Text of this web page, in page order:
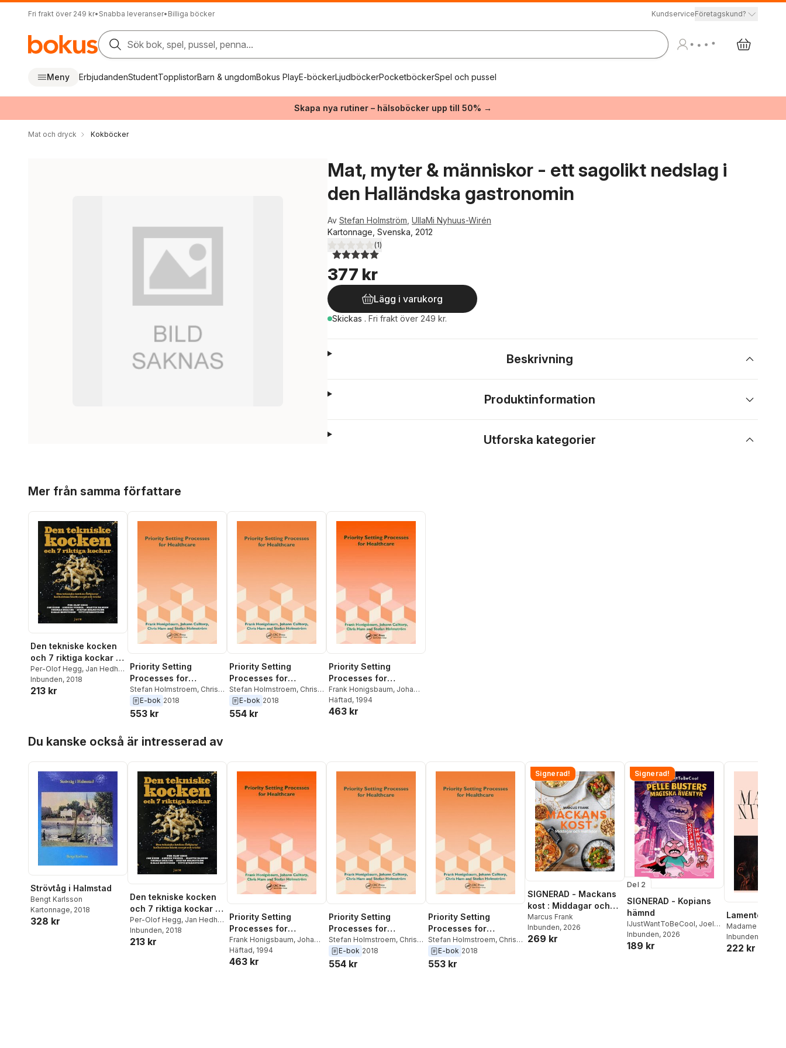
Fri frakt över 249 kr• Snabba leveranser• Billiga böcker KundserviceFöretagskund?
Sök bok, spel, pussel, penna...
Meny ErbjudandenStudentTopplistorBarn & ungdomBokus PlayE-böckerLjudböckerPocketböckerSpel och pussel
Skapa nya rutiner – hälsoböcker upp till 50% →
Mat och dryck Kokböcker
Mat, myter & människor - ett sagolikt nedslag i
den Halländska gastronomin
Av Stefan Holmström UllaMi Nyhuus-Wirén
Kartonnage, Svenska, 2012
5,0utav 5 stjärnor. Totalt antal röster:
(1)
377 kr
Lägg i varukorg
Skickas . Fri frakt över 249 kr.
Beskrivning
Produktinformation
Utforska kategorier
Mer från samma författare
Den tekniske kocken
och 7 riktiga kockar -
Den tekniske kocken
förklarar kockelitens
bästa recept och
Per-Olof Hegg, Jan Hedh,
Anders Vendel,
Hansen
Inbunden, 2018
213 kr
Priority Setting
Processes for
Healthcare
Stefan Holmstroem, Chris
Ham,Johann Calltorp
Frank Honigsbaum
E-bok 2018
553 kr
Priority Setting
Processes for
Healthcare
Stefan Holmstroem, Chris
Ham,Johann Calltorp
Frank Honigsbaum
E-bok 2018
554 kr
Priority Setting
Processes for
Healthcare
Frank Honigsbaum, Johann
Calltorp ,Chris Ham
Holmstroem
Häftad, 1994
463 kr
Du kanske också är intresserad av
Strövtåg i Halmstad
Bengt Karlsson
Kartonnage, 2018
328 kr
Den tekniske kocken
och 7 riktiga kockar -
Den tekniske kocken
förklarar kockelitens
bästa recept och
Per-Olof Hegg, Jan Hedh,
Anders Vendel,
Hansen
Inbunden, 2018
213 kr
Priority Setting
Processes for
Healthcare
Frank Honigsbaum, Johann
Calltorp ,Chris Ham
Holmstroem
Häftad, 1994
463 kr
Priority Setting
Processes for
Healthcare
Stefan Holmstroem, Chris
Ham,Johann Calltorp
Frank Honigsbaum
E-bok 2018
554 kr
Priority Setting
Processes for
Healthcare
Stefan Holmstroem, Chris
Ham,Johann Calltorp
Frank Honigsbaum
E-bok 2018
553 kr
Signerad!
SIGNERAD - Mackans
kost : Middagar och
matlådor
Marcus Frank
Inbunden, 2026
269 kr
Signerad!
Del 2
SIGNERAD - Kopians
hämnd
IJustWantToBeCool, Joel
Adolphson,Emil Ejdemo
Beer ,Victor Beer
Inbunden, 2026
189 kr
Lamento
Madame Nielsen
Inbunden
222 kr